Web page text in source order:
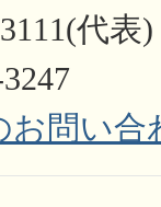
代表)
お問い合